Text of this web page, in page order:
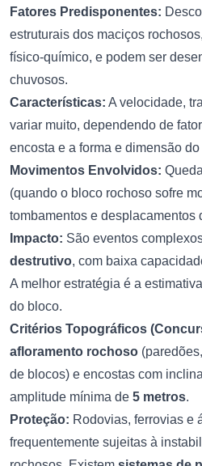
Fatores Predisponentes:
estruturais dos maciços
físico-químico, e podem ser
chuvosos.
Características: A velocidade,
variar muito, dependendo de
encosta e a forma e dimensão
Movimentos Envolvidos:
(quando o bloco rochoso sofre
tombamentos e desplacamentos
Impacto: São eventos
destrutivo, com baixa
A melhor estratégia é a
do bloco.
Critérios Topográficos
afloramento rochoso
de blocos) e encostas com
amplitude mínima de 5 metros.
Proteção: Rodovias, ferrovias e
frequentemente sujeitas à